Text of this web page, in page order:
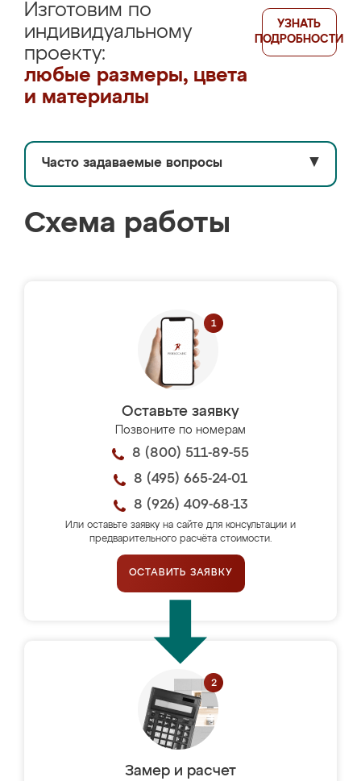
Изготовим по
индивидуальному
проекту:
любые размеры, цвета
и материалы
УЗНАТЬ
ПОДРОБНОСТИ
Часто задаваемые вопросы ▼
Схема работы
Оставьте заявку
Позвоните по номерам
8 (800) 511-89-55
8 (495) 665-24-01
8 (926) 409-68-13
Или оставьте заявку на сайте для консультации и
предварительного расчёта стоимости.
ОСТАВИТЬ ЗАЯВКУ
Замер и расчет